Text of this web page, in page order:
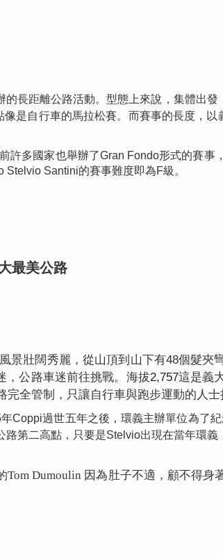
長距離公路活動。型態上來說，集體出發
是自行車的馬拉松賽。而賽事的長度，以
許多國家也舉辦了Gran Fondo形式的賽事
Santini的賽事難度即為F級。
最美公路
景壯闊秀麗，從山頂到山下有48個髮夾
，公路車迷前往挑戰。海拔2,757這是義
全管制，只讓自行車與跑步運動的人士
Coppi過世五年之後，環義主辦單位為了
第二高點，只要是Stelvio出現在當年環義
Tom Dumoulin 因為肚子不適，顧不得身